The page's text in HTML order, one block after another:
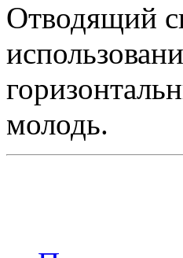
Отводящий
молодь.